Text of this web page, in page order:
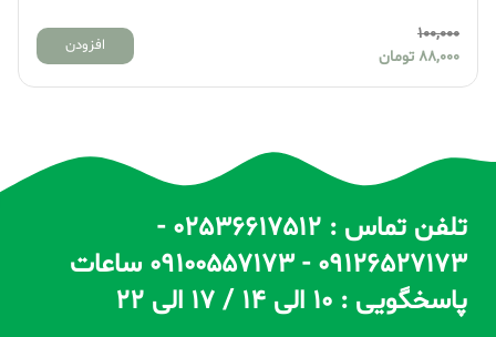
افزودن
تلفن تماس : 02536617512 -
09126527173 - 09100557173 ساعات
پاسخگویی : 10 الی 14 / 17 الی 22